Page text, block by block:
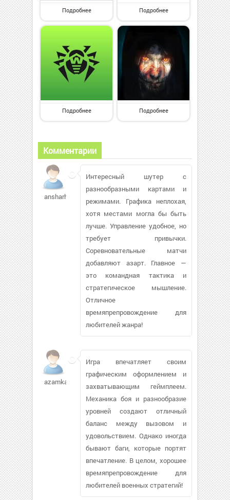
Подробнее Подробнее
Подробнее Подробнее
Комментарии
ansharhkat500
Интересный шутер с
разнообразными картами и
режимами. Графика неплохая,
хотя местами могла бы быть
лучше. Управление удобное, но
требует привычки.
Соревновательные матчи
добавляют азарт. Главное —
это командная тактика и
стратегическое мышление.
Отличное
времяпрепровождение для
любителей жанра!
azamka617
Игра впечатляет своим
графическим оформлением и
захватывающим геймплеем.
Механика боя и разнообразие
уровней создают отличный
баланс между вызовом и
удовольствием. Однако иногда
бывают баги, которые портят
впечатление. В целом, хорошее
времяпрепровождение для
любителей военных стратегий!